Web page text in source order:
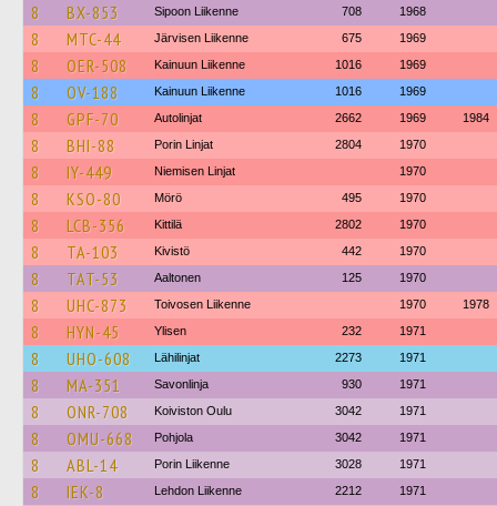
8 BX-853 Sipoon Liikenne 708 1968
8 MTC-44 Järvisen Liikenne 675 1969
8 OER-508 Kainuun Liikenne 1016 1969
8 OV-188 Kainuun Liikenne 1016 1969
8 GPF-70 Autolinjat 2662 1969 1984
8 BHI-88 Porin Linjat 2804 1970
8 IY-449 Niemisen Linjat 1970
8 KSO-80 Mörö 495 1970
8 LCB-356 Kittilä 2802 1970
8 TA-103 Kivistö 442 1970
8 TAT-53 Aaltonen 125 1970
8 UHC-873 Toivosen Liikenne 1970 1978
8 HYN-45 Ylisen 232 1971
8 UHO-608 Lähilinjat 2273 1971
8 MA-351 Savonlinja 930 1971
8 ONR-708 Koiviston Oulu 3042 1971
8 OMU-668 Pohjola 3042 1971
8 ABL-14 Porin Liikenne 3028 1971
8 IEK-8 Lehdon Liikenne 2212 1971